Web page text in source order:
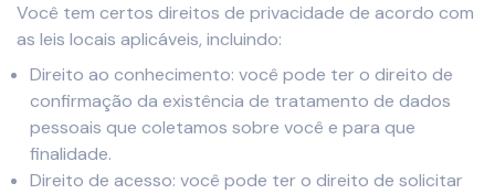
Você tem certos direitos de privacidade de acordo com
as leis locais aplicáveis, incluindo:
Direito ao conhecimento: você pode ter o direito de
confirmação da existência de tratamento de dados
pessoais que coletamos sobre você e para que
finalidade.
Direito de acesso: você pode ter o direito de solicitar